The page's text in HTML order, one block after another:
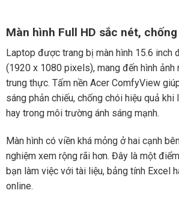
Màn hình Full HD sắc nét,
Laptop được trang bị màn hình 15.6 inch
(1920 x 1080 pixels), mang đến hình ảnh
trung thực. Tấm nền Acer ComfyView
sáng phản chiếu, chống chói hiệu quả
hay trong môi trường ánh sáng mạnh.
Màn hình có viền khá mỏng ở hai cạnh
nghiệm xem rộng rãi hơn. Đây là một
bạn làm việc với tài liệu, bảng tính Excel
online.